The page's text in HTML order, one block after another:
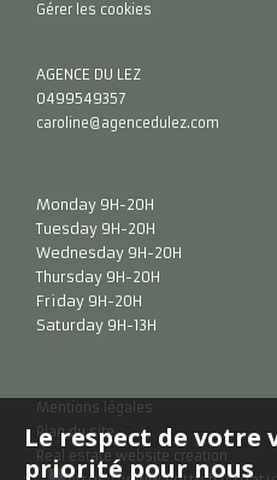
Gérer les cookies
AGENCE DU LEZ
0499549357
caroline@agencedulez.com
Monday 9H-20H
Tuesday 9H-20H
Wednesday 9H-20H
Thursday 9H-20H
Friday 9H-20H
Saturday 9H-13H
Mentions légales
Plan du site
Real estate website creation
Le respect de votre
priorité pour nous